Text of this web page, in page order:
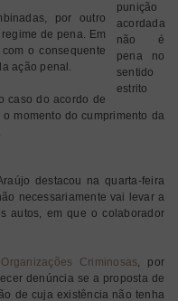
punição
acordada
não é
pena no
sentido
estrito
por outro
de pena. Em
o consequente
ação penal.
caso do acordo de
momento do cumprimento da
destacou na quarta-feira
necessariamente vai levar a
autos, em que o colaborador
Criminosas, por
denúncia se a proposta de
de cuja existência não tenha